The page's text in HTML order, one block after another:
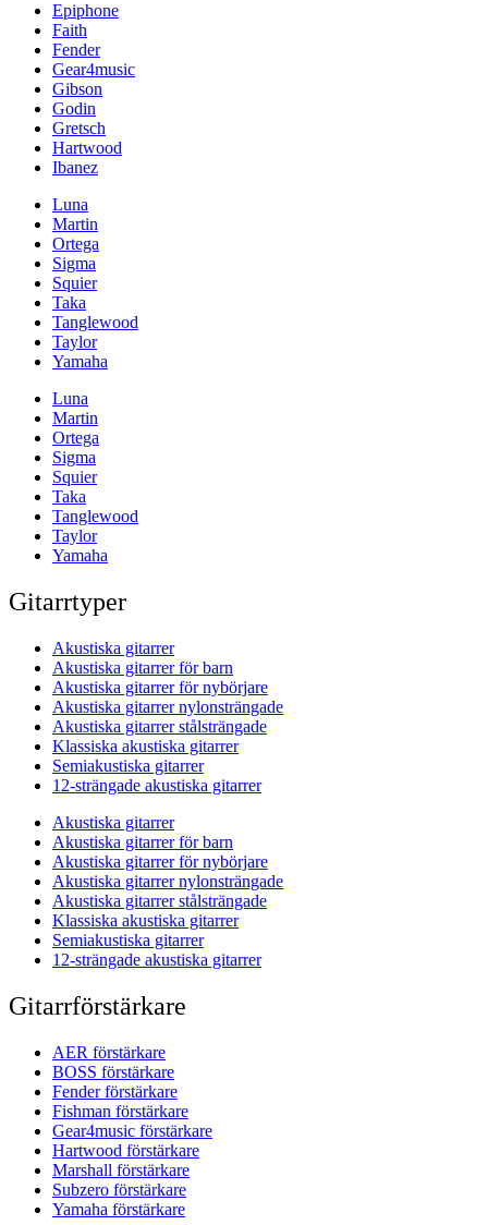
Epiphone
Faith
Fender
Gear4music
Gibson
Godin
Gretsch
Hartwood
Ibanez
Luna
Martin
Ortega
Sigma
Squier
Taka
Tanglewood
Taylor
Yamaha
Luna
Martin
Ortega
Sigma
Squier
Taka
Tanglewood
Taylor
Yamaha
Gitarrtyper
Akustiska gitarrer
Akustiska gitarrer för barn
Akustiska gitarrer för nybörjare
Akustiska gitarrer nylonsträngade
Akustiska gitarrer stålsträngade
Klassiska akustiska gitarrer
Semiakustiska gitarrer
12-strängade akustiska gitarrer
Akustiska gitarrer
Akustiska gitarrer för barn
Akustiska gitarrer för nybörjare
Akustiska gitarrer nylonsträngade
Akustiska gitarrer stålsträngade
Klassiska akustiska gitarrer
Semiakustiska gitarrer
12-strängade akustiska gitarrer
Gitarrförstärkare
AER förstärkare
BOSS förstärkare
Fender förstärkare
Fishman förstärkare
Gear4music förstärkare
Hartwood förstärkare
Marshall förstärkare
Subzero förstärkare
Yamaha förstärkare